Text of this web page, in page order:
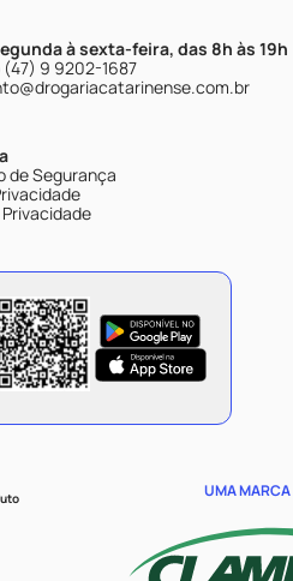
à sexta-feira, das 8h às 19h
9 9202-1687
de Segurança
UMA MARCA